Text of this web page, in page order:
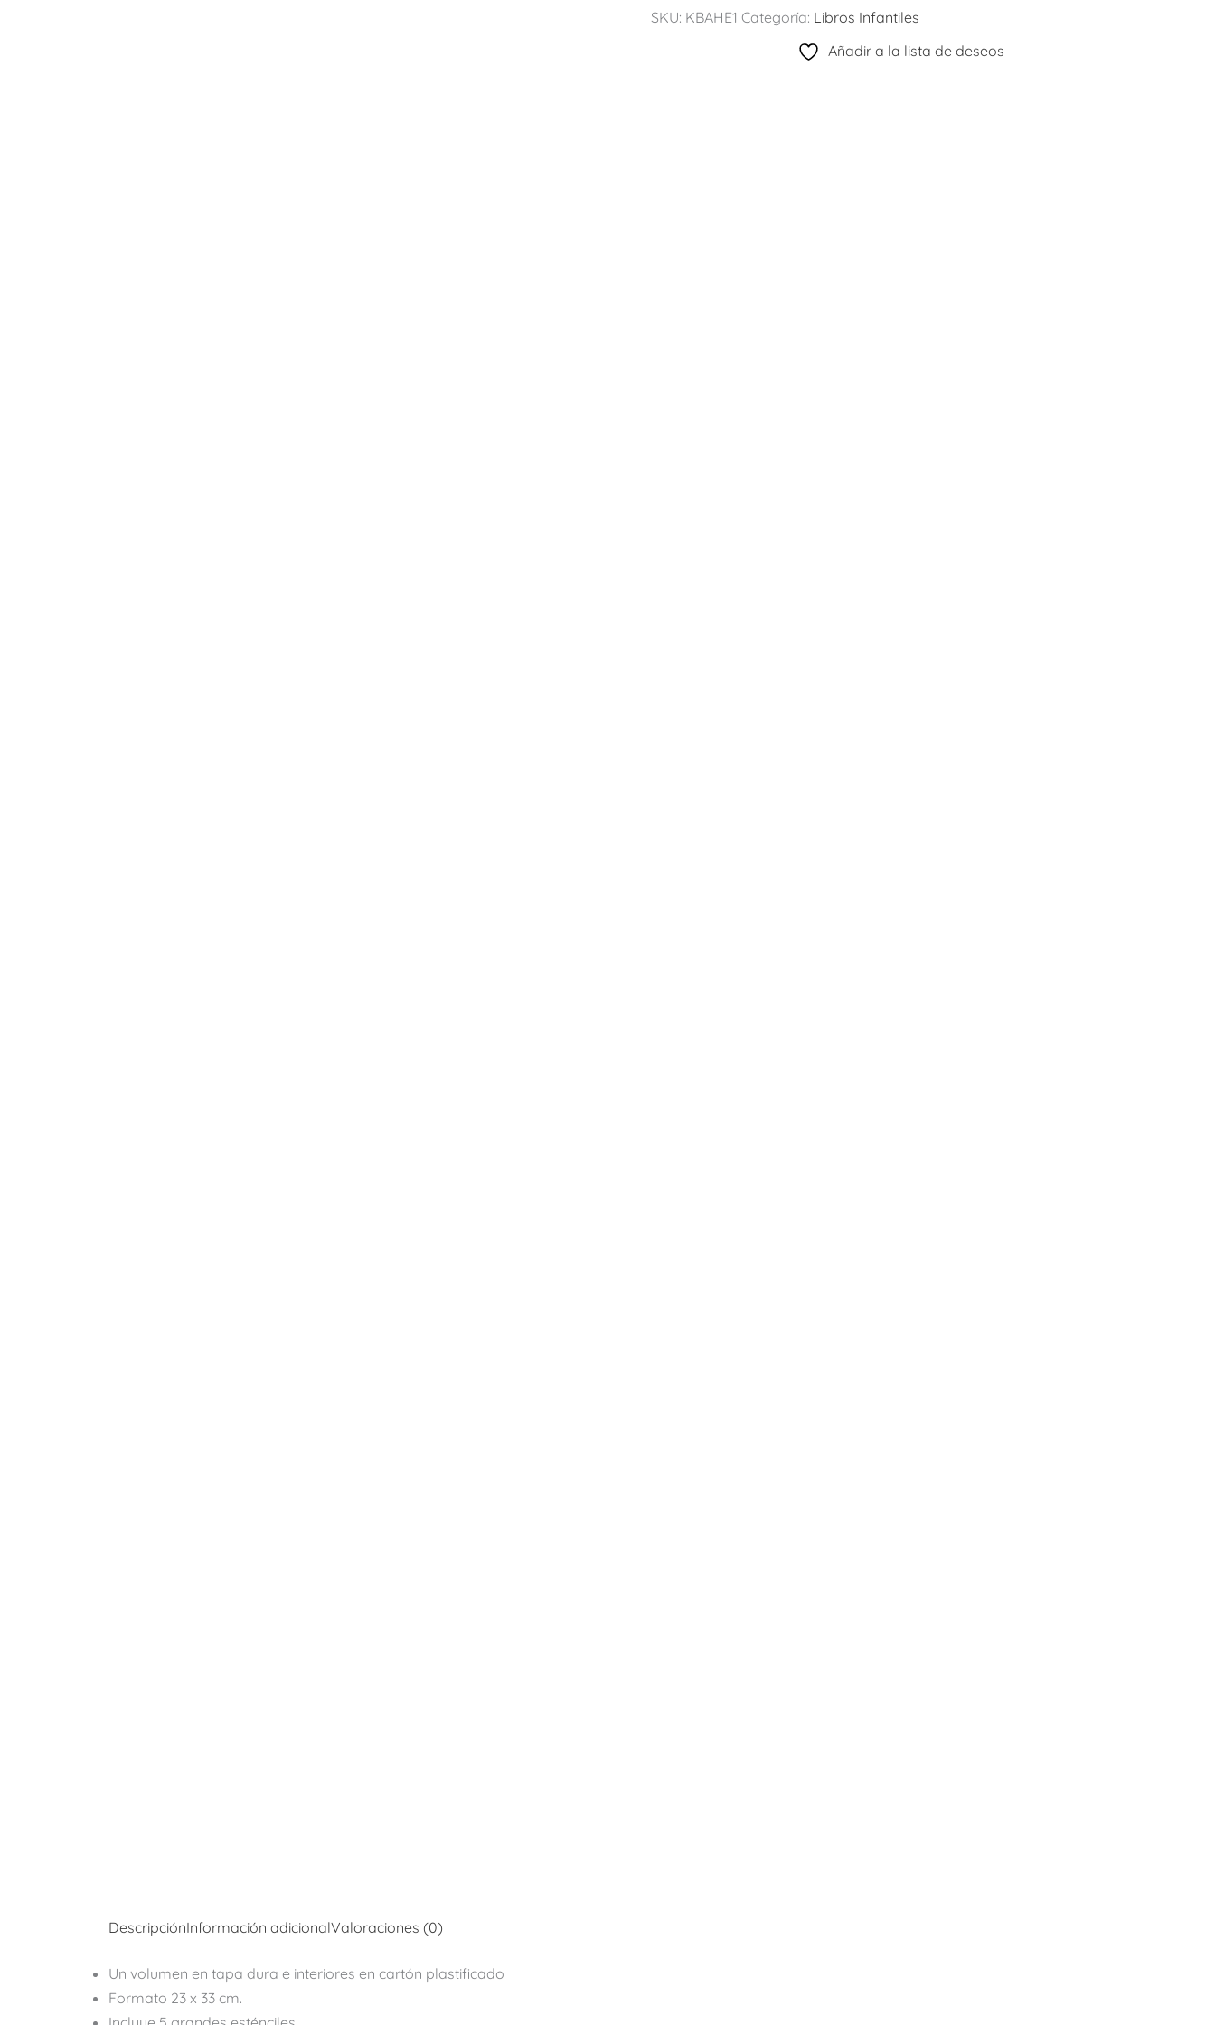
SKU: KBAHE1 Categoría: Libros Infantiles
Añadir a la lista de deseos
DescripciónInformación adicionalValoraciones (0)
Un volumen en tapa dura e interiores en cartón plastificado
Formato 23 x 33 cm.